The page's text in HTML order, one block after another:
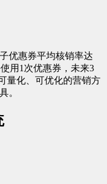
优惠券平均核销率达
用1次优惠券，未来3
量化、可优化的营销方
。